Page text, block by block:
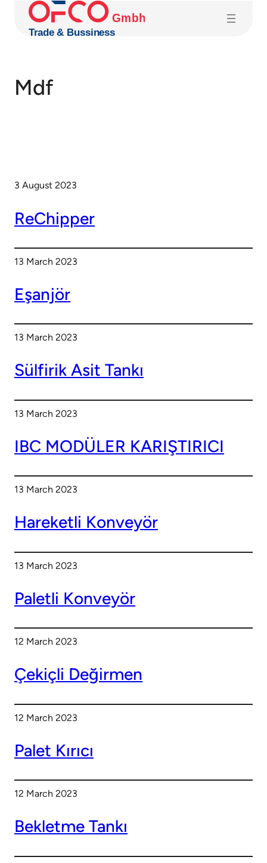
content
Mdf
3 August 2023
ReChipper
13 March 2023
Eşanjör
13 March 2023
Sülfirik Asit Tankı
13 March 2023
IBC MODÜLER KARIŞTIRICI
13 March 2023
Hareketli Konveyör
13 March 2023
Paletli Konveyör
12 March 2023
Çekiçli Değirmen
12 March 2023
Palet Kırıcı
12 March 2023
Bekletme Tankı